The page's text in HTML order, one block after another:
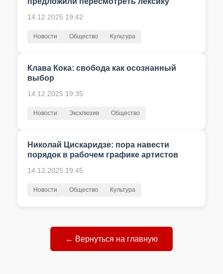
Николай Цискаридзе: пора навести
порядок в рабочем графике артистов
14.12.2025 19:45
Новости Общество Культура
14.12.2025 19:42
Новости Общество Культура
Клава Кока: свобода как осознанный
выбор
14.12.2025 19:35
Новости Эксклюзив Общество
← Вернуться на главную